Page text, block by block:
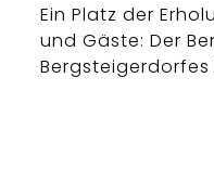
Ein Platz der
und Gäste: Der